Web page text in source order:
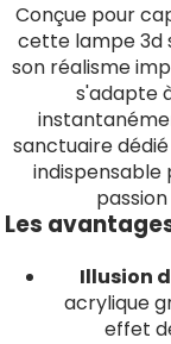
Conçue pour
cette lampe 3d
son réalisme
s'adapte
sanctuaire
Les
Illusion
acrylique
effet